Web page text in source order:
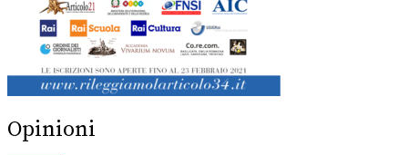
Opinioni